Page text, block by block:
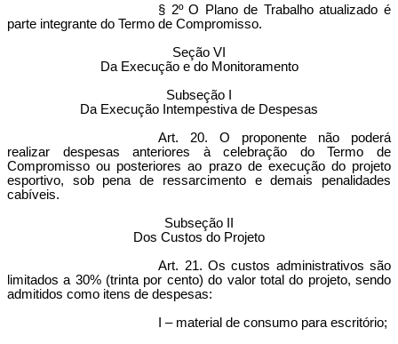
§ 2º O Plano de Trabalho atualizado é
parte integrante do Termo de Compromisso.
Seção VI
Da Execução e do Monitoramento
Subseção I
Da Execução Intempestiva de Despesas
Art. 20. O proponente não poderá
realizar despesas anteriores à celebração do Termo de
Compromisso ou posteriores ao prazo de execução do projeto
esportivo, sob pena de ressarcimento e demais penalidades
cabíveis.
Subseção II
Dos Custos do Projeto
Art. 21. Os custos administrativos são
limitados a 30% (trinta por cento) do valor total do projeto, sendo
admitidos como itens de despesas:
I – material de consumo para escritório;